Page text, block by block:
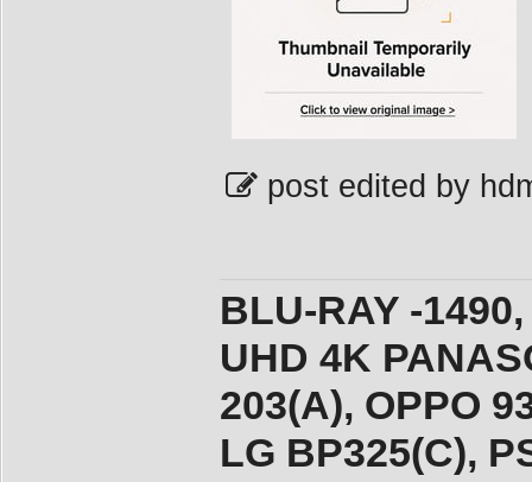
post edited by
BLU-RAY -
UHD 4K
203(A), ОPPO
LG BP325(C),